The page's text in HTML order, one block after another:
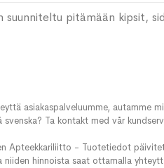
pitämään kipsit,
asiakaspalveluumme, autamme
Ta kontakt med vår
Apteekkariliitto - Tuotetiedot
hinnoista saat ottamalla